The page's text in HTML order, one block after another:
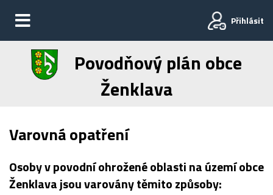
Přihlásit
Povodňový plán obce
Ženklava
Varovná opatření
Osoby v povodní ohrožené oblasti na území obce
Ženklava jsou varovány těmito způsoby: